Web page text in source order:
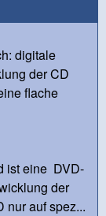
digitale
der CD
flache
ist eine DVD-
der
nur auf spez...